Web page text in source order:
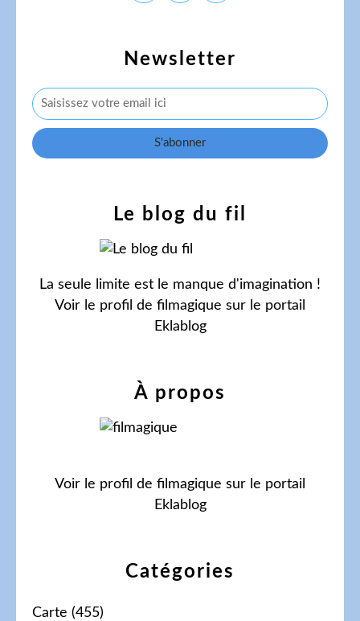
Newsletter
Catégories
Carte (455)
Le blog du fil
La seule limite est le manque d'imagination !
Voir le profil de filmagique sur le portail
Eklablog
À propos
Voir le profil de filmagique sur le portail
Eklablog